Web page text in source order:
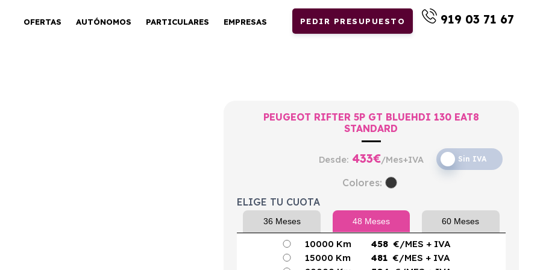
OFERTAS AUTÓNOMOS PARTICULARES EMPRESAS PEDIR PRESUPUESTO 919 03 71 67
PEUGEOT RIFTER 5P GT BLUEHDI 130 EAT8
STANDARD
Desde: 433€/Mes+IVA Sin IVA
Colores:
ELIGE TU CUOTA
36 Meses 48 Meses 60 Meses
10000 Km 458 €/MES + IVA
15000 Km
481 €/MES + IVA